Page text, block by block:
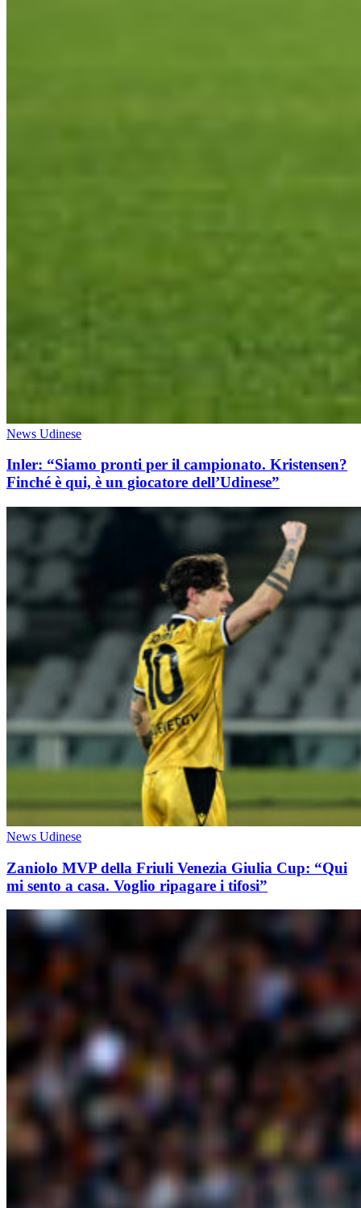
News Udinese
Inler: “Siamo pronti per il campionato. Kristensen?
Finché è qui, è un giocatore dell’Udinese”
News Udinese
Zaniolo MVP della Friuli Venezia Giulia Cup: “Qui
mi sento a casa. Voglio ripagare i tifosi”